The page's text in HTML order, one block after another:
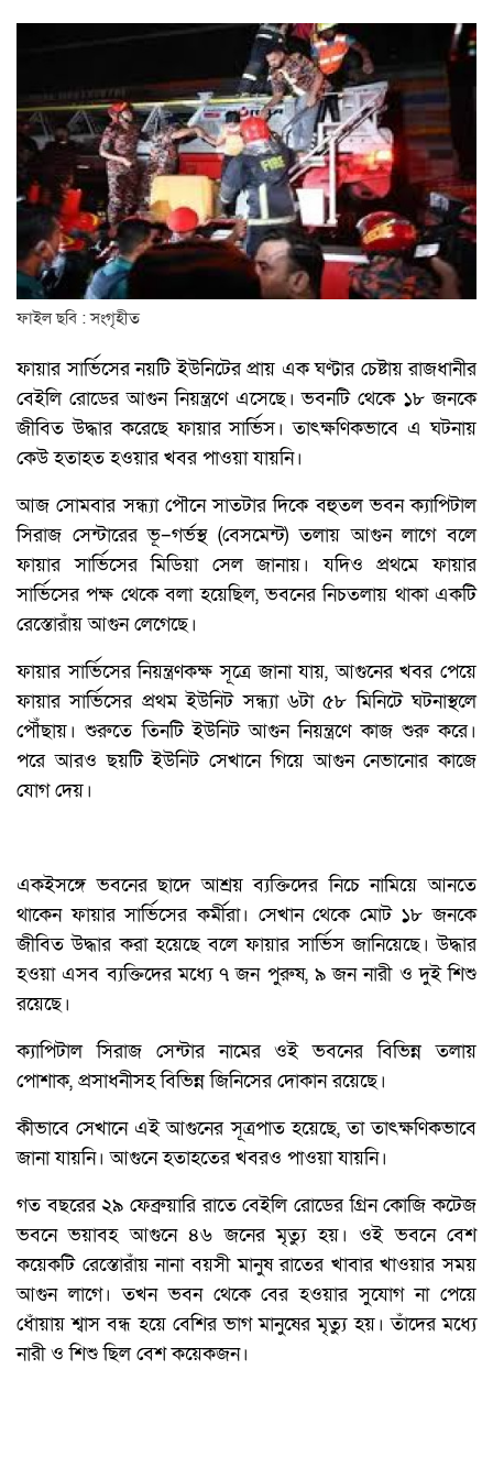
ফাইল ছবি : সংগৃহীত
ফায়ার সার্ভিসের নয়টি ইউনিটের প্রায় এক ঘণ্টার চেষ্টায় রাজধানীর
বেইলি রোডের আগুন নিয়ন্ত্রণে এসেছে। ভবনটি থেকে ১৮ জনকে
জীবিত উদ্ধার করেছে ফায়ার সার্ভিস। তাৎক্ষণিকভাবে এ ঘটনায়
কেউ হতাহত হওয়ার খবর পাওয়া যায়নি।
আজ সোমবার সন্ধ্যা পৌনে সাতটার দিকে বহুতল ভবন ক্যাপিটাল
সিরাজ সেন্টারের ভূ–গর্ভস্থ (বেসমেন্ট) তলায় আগুন লাগে বলে
ফায়ার সার্ভিসের মিডিয়া সেল জানায়। যদিও প্রথমে ফায়ার
সার্ভিসের পক্ষ থেকে বলা হয়েছিল, ভবনের নিচতলায় থাকা একটি
রেস্তোরাঁয় আগুন লেগেছে।
ফায়ার সার্ভিসের নিয়ন্ত্রণকক্ষ সূত্রে জানা যায়, আগুনের খবর পেয়ে
ফায়ার সার্ভিসের প্রথম ইউনিট সন্ধ্যা ৬টা ৫৮ মিনিটে ঘটনাস্থলে
পৌঁছায়। শুরুতে তিনটি ইউনিট আগুন নিয়ন্ত্রণে কাজ শুরু করে।
পরে আরও ছয়টি ইউনিট সেখানে গিয়ে আগুন নেভানোর কাজে
যোগ দেয়।
একইসঙ্গে ভবনের ছাদে আশ্রয় ব্যক্তিদের নিচে নামিয়ে আনতে
থাকেন ফায়ার সার্ভিসের কর্মীরা। সেখান থেকে মোট ১৮ জনকে
জীবিত উদ্ধার করা হয়েছে বলে ফায়ার সার্ভিস জানিয়েছে। উদ্ধার
হওয়া এসব ব্যক্তিদের মধ্যে ৭ জন পুরুষ, ৯ জন নারী ও দুই শিশু
রয়েছে।
ক্যাপিটাল সিরাজ সেন্টার নামের ওই ভবনের বিভিন্ন তলায়
পোশাক, প্রসাধনীসহ বিভিন্ন জিনিসের দোকান রয়েছে।
কীভাবে সেখানে এই আগুনের সূত্রপাত হয়েছে, তা তাৎক্ষণিকভাবে
জানা যায়নি। আগুনে হতাহতের খবরও পাওয়া যায়নি।
গত বছরের ২৯ ফেব্রুয়ারি রাতে বেইলি রোডের গ্রিন কোজি কটেজ
ভবনে ভয়াবহ আগুনে ৪৬ জনের মৃত্যু হয়। ওই ভবনে বেশ
কয়েকটি রেস্তোরাঁয় নানা বয়সী মানুষ রাতের খাবার খাওয়ার সময়
আগুন লাগে। তখন ভবন থেকে বের হওয়ার সুযোগ না পেয়ে
ধোঁয়ায় শ্বাস বন্ধ হয়ে বেশির ভাগ মানুষের মৃত্যু হয়। তাঁদের মধ্যে
নারী ও শিশু ছিল বেশ কয়েকজন।